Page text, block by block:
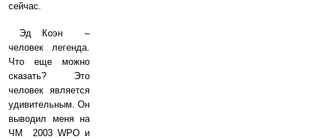
сейчас.
Эд Коэн –
человек легенда.
Что еще можно
сказать? Это
человек является
удивительным. Он
выводил меня на
ЧМ 2003 WPO и